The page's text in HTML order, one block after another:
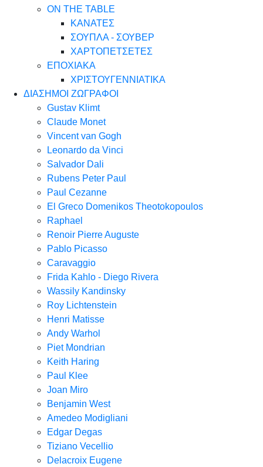
ON THE TABLE
ΚΑΝΑΤΕΣ
ΣΟΥΠΛΑ - ΣΟΥΒΕΡ
ΧΑΡΤΟΠΕΤΣΕΤΕΣ
ΕΠΟΧΙΑΚΑ
ΧΡΙΣΤΟΥΓΕΝΝΙΑΤΙΚΑ
ΔΙΑΣΗΜΟΙ ΖΩΓΡΑΦΟΙ
Gustav Klimt
Claude Monet
Vincent van Gogh
Leonardo da Vinci
Salvador Dali
Rubens Peter Paul
Paul Cezanne
El Greco Domenikos Theotokopoulos
Raphael
Renoir Pierre Auguste
Pablo Picasso
Caravaggio
Frida Kahlo - Diego Rivera
Wassily Kandinsky
Roy Lichtenstein
Henri Matisse
Andy Warhol
Piet Mondrian
Keith Haring
Paul Klee
Joan Miro
Benjamin West
Amedeo Modigliani
Edgar Degas
Tiziano Vecellio
Delacroix Eugene